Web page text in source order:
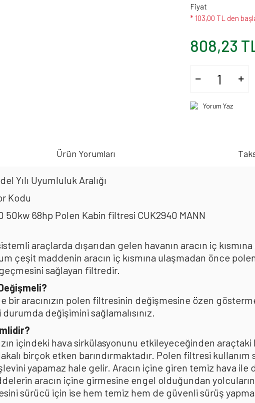
Fiyat
* 103,00 TL den
808,23
Yorum Yaz
Ürün Yorumları
Yılı Uyumluluk Aralığı
Kodu
50kw 68hp Polen Kabin filtresi CUK2940 MANN
araçlarda dışarıdan gelen havanın aracın iç
çeşit maddenin aracın iç kısmına ulaşmadan önce
sağlayan filtredir.
bir aracınızın polen filtresinin değişmesine özen
değişimini sağlamalısınız.
içindeki hava sirkülasyonunu etkileyeceğinden
birçok etken barındırmaktadır. Polen filtresi
yapamaz hale gelir. Aracın içine giren temiz hava
aracın içine girmesine engel olduğundan
sürücü için ise hem temiz hem de güvenli sürüş